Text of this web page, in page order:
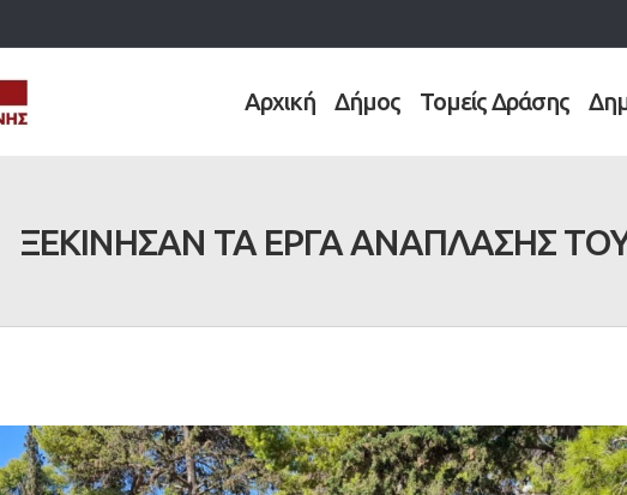
Αρχική Δήμος Τομείς Δράσης
ΞΕΚΙΝΗΣΑΝ ΤΑ ΕΡΓΑ ΑΝΑΠΛΑΣΗΣ